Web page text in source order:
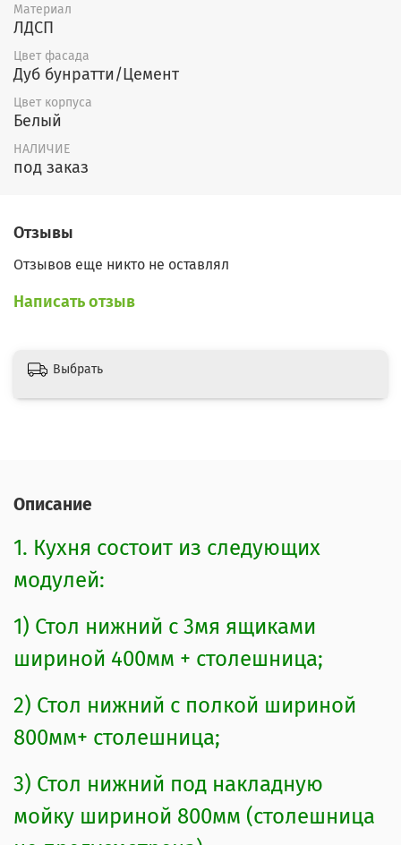
3) Стол нижний под накладную
мойку шириной 800мм (столешница
не предусмотрена);
4) Шкаф верхний навесной шириной
400 с глухим фасадом;
5) Шкаф верхний навесной шириной
800 с глухими фасадами.
Материал корпуса – ЛДСП Белый;
Столешница Антарес 28мм;
Кромка ПВХ;
Стекло – «Сатинат».
Высота нижних модулей со
столешницей – 850мм
Глубина нижних модулей:
корпус+фасад – 446мм/со
столешницей – 600мм
Глубина ящиков 400мм
Материал
ЛДСП
Цвет фасада
Дуб бунратти/Цемент
Цвет корпуса
Белый
НАЛИЧИЕ
под заказ
Отзывы
Отзывов еще никто не оставлял
Написать отзыв
Выбрать
Описание
1. Кухня состоит из следующих
модулей:
1) Стол нижний с 3мя ящиками
шириной 400мм + столешница;
2) Стол нижний с полкой шириной
800мм+ столешница;
3) Стол нижний под накладную
мойку шириной 800мм (столешница